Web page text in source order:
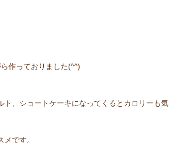
作っておりました(^^)
ト、ショートケーキになってくるとカロリーも気
です。